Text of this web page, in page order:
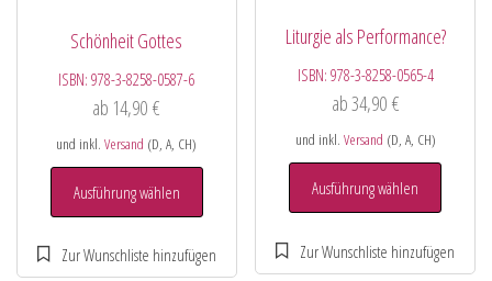
Schönheit Gottes
ISBN:978-3-8258-0587-6
ab 14,90€
und inkl.Versand (D, A, CH)
Ausführung wählen
Liturgie als Performance?
ISBN: 978-3-8258-0565-4
ab34,90 €
und inkl. Versand (D, A, CH)
Ausführung wählen